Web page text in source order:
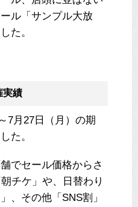
ル「サンプル大放
た。
実績
7月27日（月）の期
た。
でセール価格からさ
チケ」や、日替わり
、その他「SNS割」